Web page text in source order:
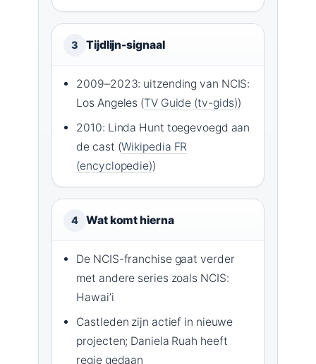
3 Tijdlijn-signaal
2009–2023: uitzending van NCIS:
Los Angeles (TV Guide (tv-gids))
2010: Linda Hunt toegevoegd aan
de cast (Wikipedia FR
(encyclopedie))
4 Wat komt hierna
De NCIS-franchise gaat verder
met andere series zoals NCIS:
Hawai’i
Castleden zijn actief in nieuwe
projecten; Daniela Ruah heeft
regie gedaan